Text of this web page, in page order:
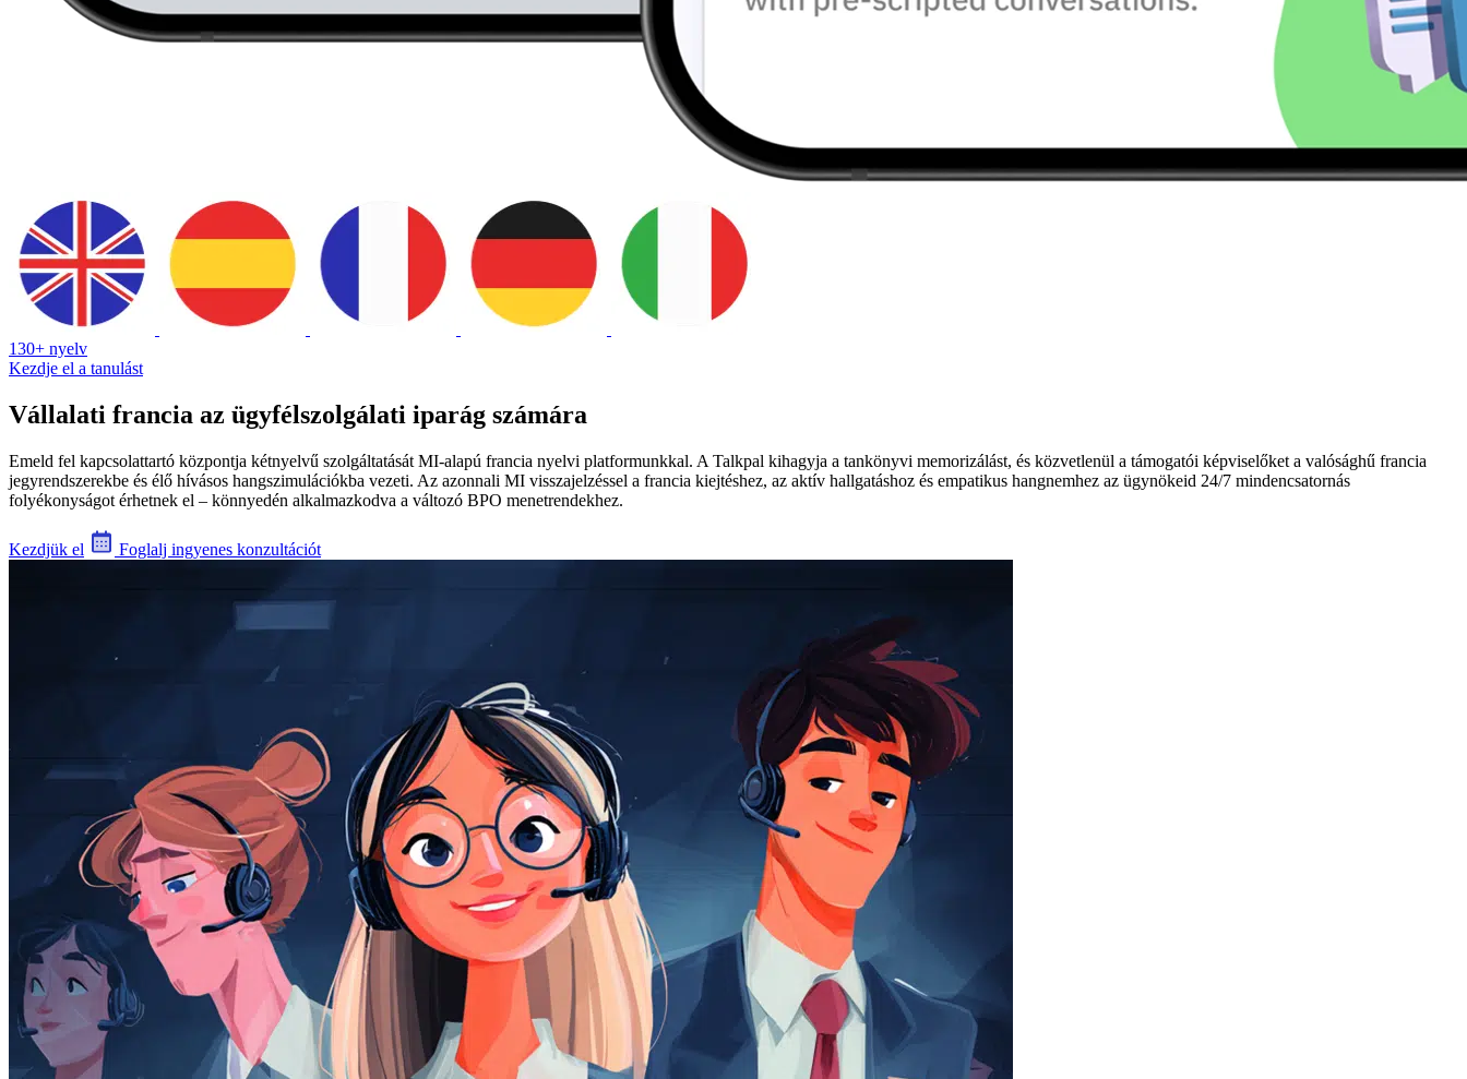
130+ nyelv
Kezdje el a tanulást
Vállalati francia az ügyfélszolgálati iparág számára
Emeld fel kapcsolattartó központja kétnyelvű szolgáltatását MI-alapú francia nyelvi platformunkkal. A Talkpal kihagyja a tankönyvi memorizálást, és közvetlenül a támogatói képviselőket a valósághű francia
jegyrendszerekbe és élő hívásos hangszimulációkba vezeti. Az azonnali MI visszajelzéssel a francia kiejtéshez, az aktív hallgatáshoz és empatikus hangnemhez az ügynökeid 24/7 mindencsatornás
folyékonyságot érhetnek el – könnyedén alkalmazkodva a változó BPO menetrendekhez.
Kezdjük el Foglalj ingyenes konzultációt